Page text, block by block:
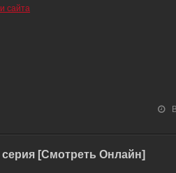
сайта
серия [Смотреть Онлайн]